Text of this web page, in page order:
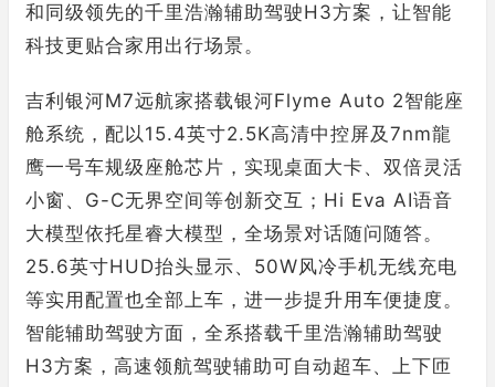
和同级领先的千里浩瀚辅助驾驶H3方案，让智能
科技更贴合家用出行场景。
吉利银河M7远航家搭载银河Flyme Auto 2智能座
舱系统，配以15.4英寸2.5K高清中控屏及7nm龍
鹰一号车规级座舱芯片，实现桌面大卡、双倍灵活
小窗、G-C无界空间等创新交互；Hi Eva AI语音
大模型依托星睿大模型，全场景对话随问随答。
25.6英寸HUD抬头显示、50W风冷手机无线充电
等实用配置也全部上车，进一步提升用车便捷度。
智能辅助驾驶方面，全系搭载千里浩瀚辅助驾驶
H3方案，高速领航驾驶辅助可自动超车、上下匝